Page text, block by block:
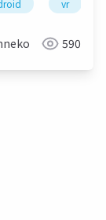
vr
590